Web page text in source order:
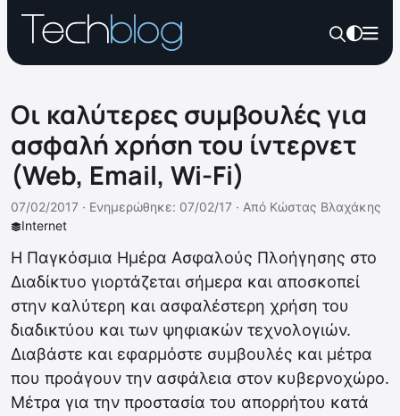
Οι καλύτερες συμβουλές για
ασφαλή χρήση του ίντερνετ
(Web, Email, Wi-Fi)
Internet
07/02/2017 · Ενημερώθηκε: 07/02/17 · Από Κώστας Βλαχάκης
Η Παγκόσμια Ημέρα Ασφαλούς Πλοήγησης στο
Διαδίκτυο γιορτάζεται σήμερα και αποσκοπεί
στην καλύτερη και ασφαλέστερη χρήση του
διαδικτύου και των ψηφιακών τεχνολογιών.
Διαβάστε και εφαρμόστε συμβουλές και μέτρα
που προάγουν την ασφάλεια στον κυβερνοχώρο.
Μέτρα για την προστασία του απορρήτου κατά